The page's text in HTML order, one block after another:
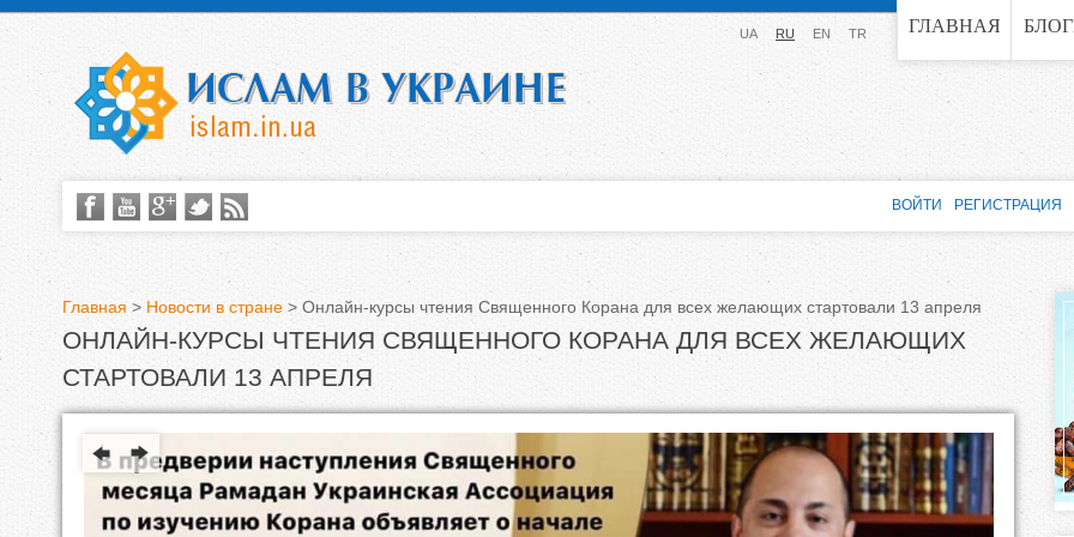
Jump to navigation ГЛАВНАЯ
UA RU EN TR
В
ы
Главная > Новости в стране > Онлайн-курсы чтения Священного Корана для всех желающих стартовали 13 апреля
ОНЛАЙН-КУРСЫ ЧТЕНИЯ СВЯЩЕННОГО КОРАНА ДЛЯ ВСЕХ ЖЕЛАЮЩИХ
СТАРТОВАЛИ 13 АПРЕЛЯ
ВОЙТИ РЕГИСТРАЦИЯ